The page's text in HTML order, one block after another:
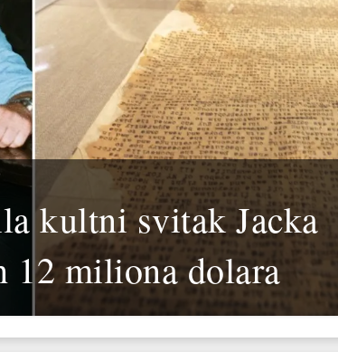
kultni svitak Jacka
12 miliona dolara